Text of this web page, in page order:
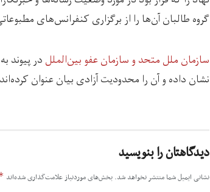
گروه طالبان آن‌ها را از برگزاری کنفرانس‌های
سازمان ملل متحد و سازمان عفو‌ بین‌المللدر پیوند
نشان داده و آن را محدودیت آزادی بیان عنوان
دیدگاهتان را بنویسید
نشانی ایمیل شما منتشر نخواهد شد. بخش‌های موردنیاز علامت‌گذاری شده‌اند